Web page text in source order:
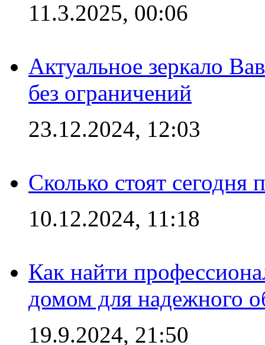
11.3.2025, 00:06
Актуальное зеркало
без ограничений
23.12.2024, 12:03
Сколько стоят сегодня
10.12.2024, 11:18
Как найти
домом для надежного
19.9.2024, 21:50